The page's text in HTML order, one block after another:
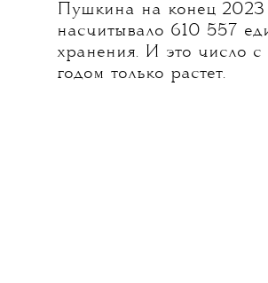
Пушкина на конец 2023
насчитывало 610 557
хранения. И это число
годом только растет.